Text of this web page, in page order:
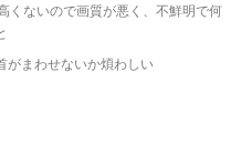
くないので画質が悪く、不鮮明で何
がまわせないか煩わしい